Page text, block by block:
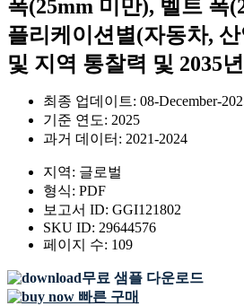
폭(25mm 미만), 벨트 폭
플리케이션별(자동차,
및 지역 통찰력 및 2035
최종 업데이트: 08-December-
기준 연도: 2025
과거 데이터: 2021-2024
지역: 글로벌
형식: PDF
보고서 ID: GGI121802
SKU ID: 29644576
페이지 수: 109
무료 샘플 다운로드
빠른 구매